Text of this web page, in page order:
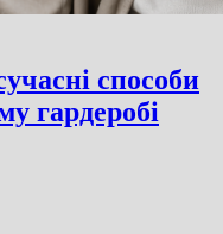
способи
гардеробі